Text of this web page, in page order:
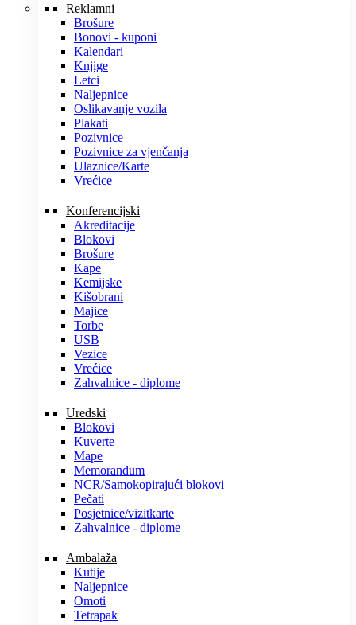
Reklamni
Brošure
Bonovi - kuponi
Kalendari
Knjige
Letci
Naljepnice
Oslikavanje vozila
Plakati
Pozivnice
Pozivnice za vjenčanja
Ulaznice/Karte
Vrećice
Konferencijski
Akreditacije
Blokovi
Brošure
Kape
Kemijske
Kišobrani
Majice
Torbe
USB
Vezice
Vrećice
Zahvalnice - diplome
Uredski
Blokovi
Kuverte
Mape
Memorandum
NCR/Samokopirajući blokovi
Pečati
Posjetnice/vizitkarte
Zahvalnice - diplome
Ambalaža
Kutije
Naljepnice
Omoti
Tetrapak